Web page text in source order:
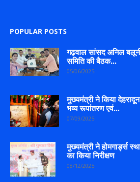
POPULAR POSTS
गढ़वाल सांसद अनिल बलूनी
समिति की बैठक...
05/06/2025
मुख्यमंत्री ने किया
भव्य रूपांतरण एवं...
07/09/2025
मुख्यमंत्री ने होमगार्ड्स
का किया निरीक्षण
08/12/2025